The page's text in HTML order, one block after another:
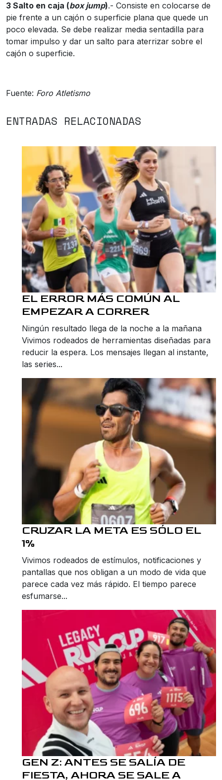
3 Salto en caja (box jump).- Consiste en colocarse de
pie frente a un cajón o superficie plana que quede un
poco elevada. Se debe realizar media sentadilla para
tomar impulso y dar un salto para aterrizar sobre el
cajón o superficie.
Fuente: Foro Atletismo
ENTRADAS RELACIONADAS
EL ERROR MÁS COMÚN AL
EMPEZAR A CORRER
Ningún resultado llega de la noche a la mañana
Vivimos rodeados de herramientas diseñadas para
reducir la espera. Los mensajes llegan al instante,
las series...
CRUZAR LA META ES SÓLO EL
1%
Vivimos rodeados de estímulos, notificaciones y
pantallas que nos obligan a un modo de vida que
parece cada vez más rápido. El tiempo parece
esfumarse...
GEN Z: ANTES SE SALÍA DE
FIESTA, AHORA SE SALE A